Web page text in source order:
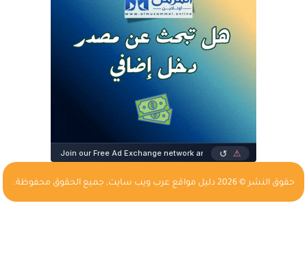
حقوق النشر © 2026 دليل مواقع عرب ويب سايت, جميع الحقوق محفوظة.